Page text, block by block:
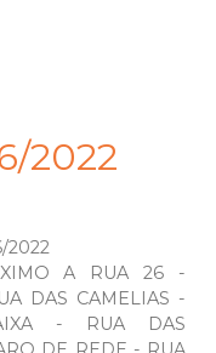
2022
2022
A RUA 26 -
DAS CAMELIAS -
- RUA DAS